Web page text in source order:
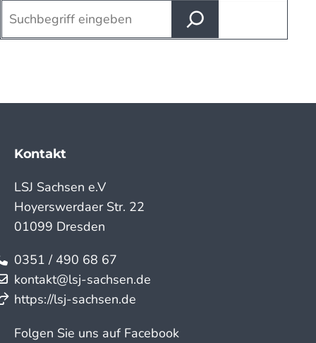
Kontakt
LSJ Sachsen e.V
Hoyerswerdaer Str. 22
01099 Dresden
0351 / 490 68 67
kontakt@lsj-sachsen.de
https://lsj-sachsen.de
Folgen Sie uns auf Facebook